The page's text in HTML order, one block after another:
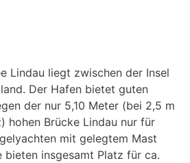
Lindau liegt zwischen der Insel
Der Hafen bietet guten
der nur 5,10 Meter (bei 2,5 m
hohen Brücke Lindau nur für
mit gelegtem Mast
bieten insgesamt Platz für ca.